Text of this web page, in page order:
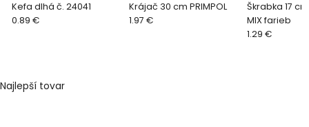
Kefa dlhá č. 24041
0.89 €
Krájač 30 cm PRIMPOL
1.97 €
Škrabka 17
MIX farieb
1.29 €
Najlepší tovar